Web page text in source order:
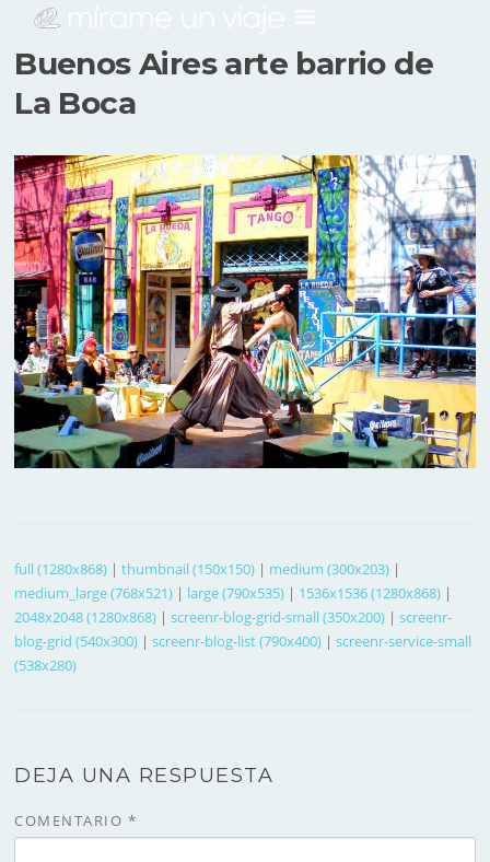
Buenos Aires arte barrio de
La Boca
full (1280x868) |thumbnail (150x150) | medium (300x203) |
medium_large (768x521) | large (790x535) | 1536x1536 (1280x868) |
2048x2048 (1280x868) |screenr-blog-grid-small (350x200) |screenr-
blog-grid (540x300) |screenr-blog-list (790x400) |screenr-service-small
(538x280)
DEJA UNA RESPUESTA
COMENTARIO *